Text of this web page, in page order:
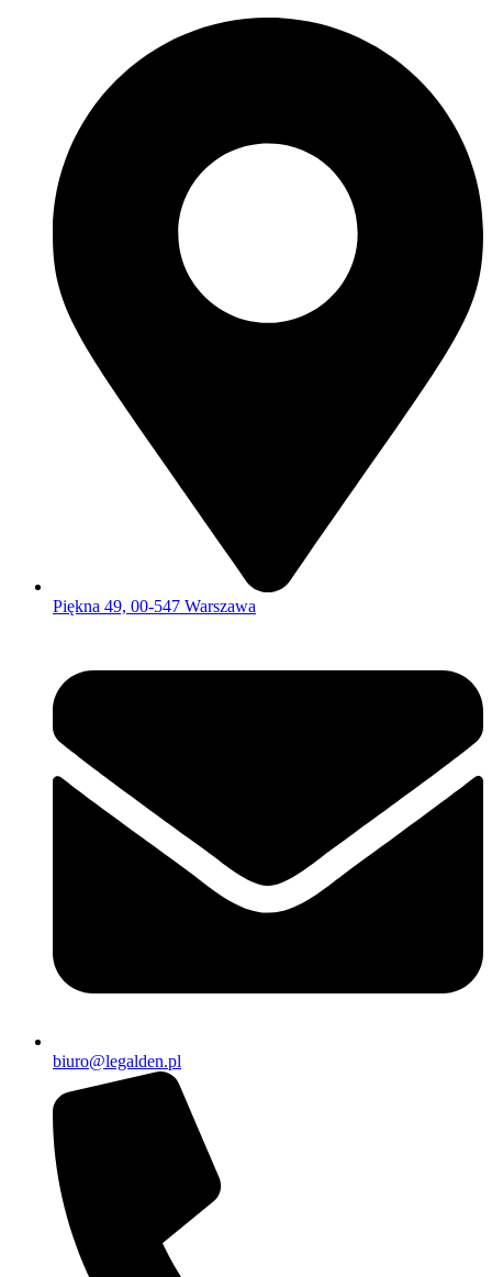
Piękna 49, 00-547 Warszawa
biuro@legalden.pl